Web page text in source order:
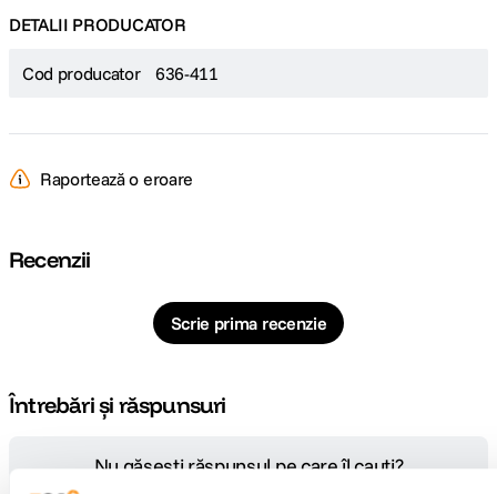
DETALII PRODUCATOR
Cod producator 636-411
Raportează o eroare
Recenzii
Scrie prima recenzie
Întrebări și răspunsuri
Nu găsești răspunsul pe care îl cauți?